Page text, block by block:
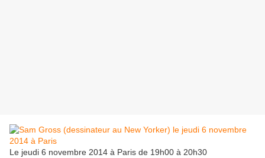
Le jeudi 6 novembre 2014 à Paris de 19h00 à 20h30